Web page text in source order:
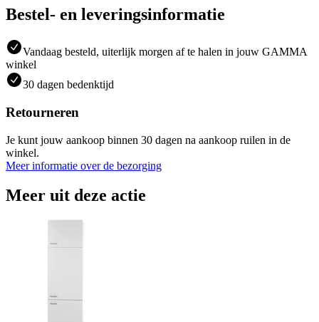
Bestel- en leveringsinformatie
Vandaag besteld, uiterlijk morgen af te halen in jouw GAMMA
winkel
30 dagen bedenktijd
Retourneren
Je kunt jouw aankoop binnen 30 dagen na aankoop ruilen in de
winkel.
Meer informatie over de bezorging
Meer uit deze actie